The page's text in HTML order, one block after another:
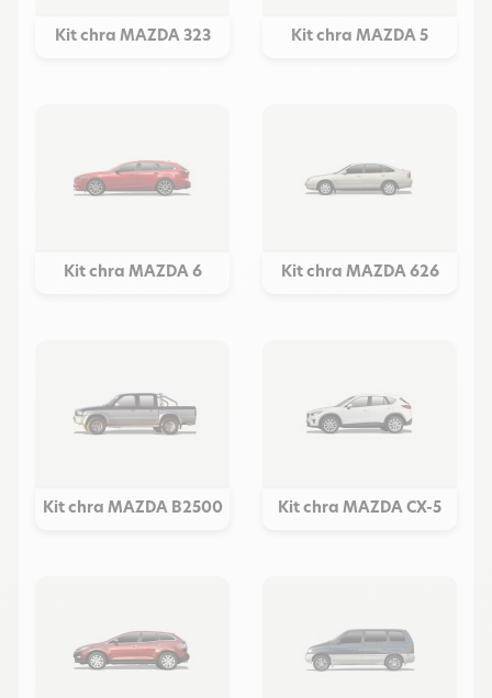
Kit chra MAZDA 323 Kit chra MAZDA 5
Kit chra MAZDA 6 Kit chra MAZDA 626
Kit chra MAZDA B2500 Kit chra MAZDA CX-5